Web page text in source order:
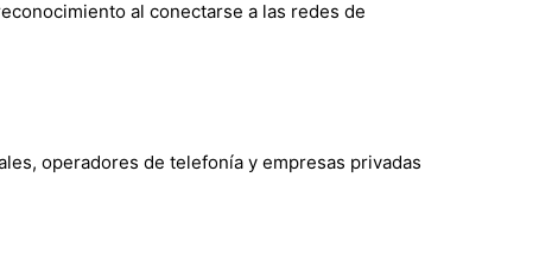
al conectarse a las redes de
operadores de telefonía y empresas privadas